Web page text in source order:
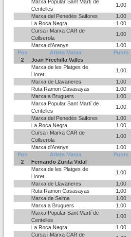
Marxa Popular Sant Martí de
Centelles
1.00
Marxa del Penedés Saifores
1.00
La Roca Negra
1.00
Cursa i Marxa CAR de
Collserola
1.00
Marxa d'Arenys
1.00
Pos
Atleta Marxa Punts
2
Joan Frechilla Valles
Marxa de les Platges de
Lloret
1.00
Marxa de Llavaneres
1.00
Ruta Ramon Casasayas
1.00
Marxa a Bruguers
1.00
Marxa Popular Sant Martí de
Centelles
1.00
Marxa del Penedés Saifores
1.00
La Roca Negra
1.00
Cursa i Marxa CAR de
Collserola
1.00
Marxa d'Arenys
1.00
Pos
Atleta Marxa Punts
2
Fernando Zurita Vidal
Marxa de les Platges de
Lloret
1.00
Marxa de Llavaneres
1.00
Ruta Ramon Casasayas
1.00
Marxa de Selma
1.00
Marxa a Bruguers
1.00
Marxa Popular Sant Martí de
Centelles
1.00
La Roca Negra
1.00
Cursa i Marxa CAR de